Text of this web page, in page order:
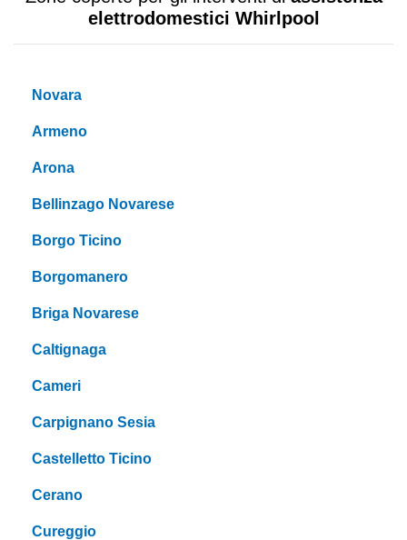
elettrodomestici Whirlpool
Novara
Armeno
Arona
Bellinzago Novarese
Borgo Ticino
Borgomanero
Briga Novarese
Caltignaga
Cameri
Carpignano Sesia
Castelletto Ticino
Cerano
Cureggio